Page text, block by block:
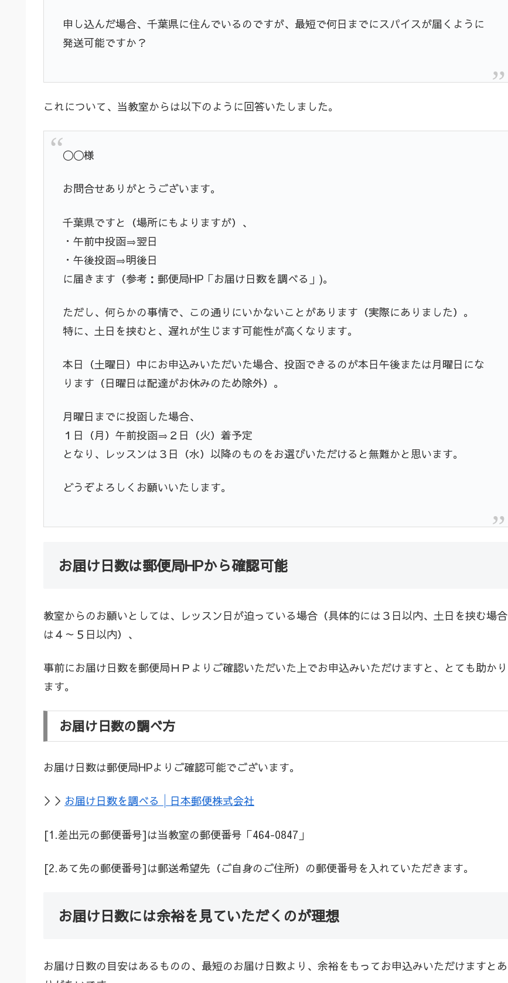
申し込んだ場合、千葉県に住んでいるのですが、最短で何日までにスパイスが届くように
発送可能ですか？
これについて、当教室からは以下のように回答いたしました。
〇〇様
お問合せありがとうございます。
千葉県ですと（場所にもよりますが）、
・午前中投函⇒翌日
・午後投函⇒明後日
に届きます（参考：郵便局HP「お届け日数を調べる」)。
ただし、何らかの事情で、この通りにいかないことがあります（実際にありました）。
特に、土日を挟むと、遅れが生じます可能性が高くなります。
本日（土曜日）中にお申込みいただいた場合、投函できるのが本日午後または月曜日にな
ります（日曜日は配達がお休みのため除外）。
月曜日までに投函した場合、
１日（月）午前投函⇒２日（火）着予定
となり、レッスンは３日（水）以降のものをお選びいただけると無難かと思います。
どうぞよろしくお願いいたします。
お届け日数は郵便局HPから確認可能
教室からのお願いとしては、レッスン日が迫っている場合（具体的には３日以内、土日を挟む場合
は４～５日以内）、
事前にお届け日数を郵便局ＨＰよりご確認いただいた上でお申込みいただけますと、とても助かり
ます。
お届け日数の調べ方
お届け日数は郵便局HPよりご確認可能でございます。
＞＞ お届け日数を調べる│日本郵便株式会社
[1.差出元の郵便番号]は当教室の郵便番号「464-0847」
[2.あて先の郵便番号]は郵送希望先（ご自身のご住所）の郵便番号を入れていただきます。
お届け日数には余裕を見ていただくのが理想
お届け日数の目安はあるものの、最短のお届け日数より、余裕をもってお申込みいただけますとあ